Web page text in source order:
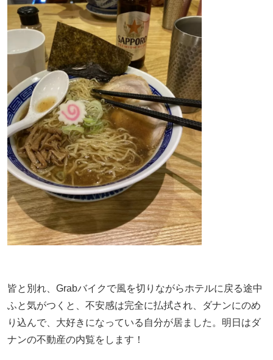
皆と別れ、Grabバイクで風を切りながらホテルに戻る途中
ふと気がつくと、不安感は完全に払拭され、ダナンにのめ
り込んで、大好きになっている自分が居ました。明日はダ
ナンの不動産の内覧をします！